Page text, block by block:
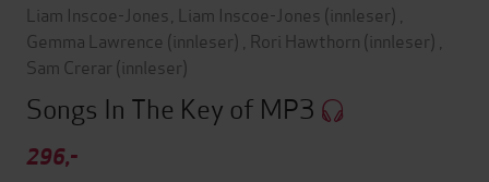
Liam Inscoe-Jones Liam Inscoe-Jones (innleser)
Gemma Lawrence (innleser) Rori Hawthorn (innleser)
Sam Crerar (innleser)
Songs In The Key of MP3
296,-